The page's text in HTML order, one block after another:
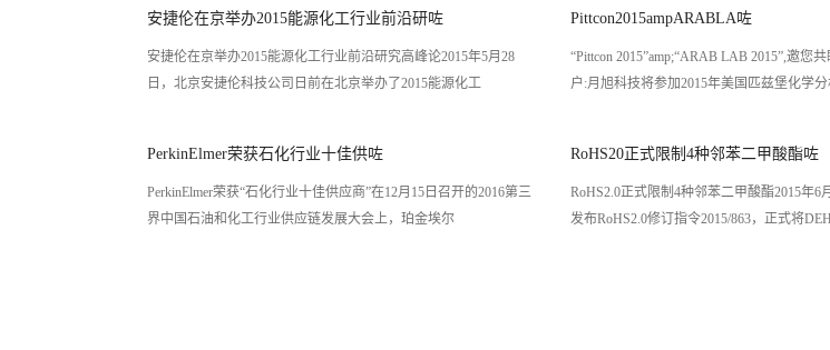
安捷伦在京举办2015能源化工行业前沿研咗
安捷伦在京举办2015能源化工行业前沿研究高峰论2015年5月28
日，北京安捷伦科技公司日前在北京举办了2015能源化工
Pittcon2015ampARABLA咗
“Pittcon 2015”amp;“ARAB LAB 2015”,邀您
户:月旭科技将参加2015年美国匹兹堡化学
PerkinElmer荣获石化行业十佳供咗
PerkinElmer荣获“石化行业十佳供应商”在12月15日召开的2016第三
界中国石油和化工行业供应链发展大会上，珀金埃尔
RoHS20正式限制4种邻苯二甲酸酯咗
RoHS2.0正式限制4种邻苯二甲酸酯2015年6
发布RoHS2.0修订指令2015/863，正式将